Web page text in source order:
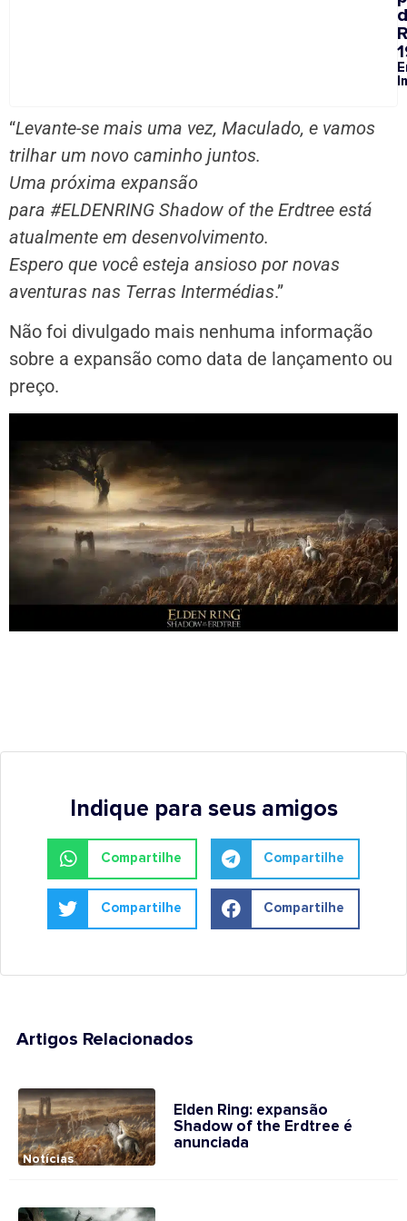
“Levante-se mais uma vez, Maculado, e vamos
trilhar um novo caminho juntos.
Uma próxima expansão
para #ELDENRING Shadow of the Erdtree está
atualmente em desenvolvimento.
Espero que você esteja ansioso por novas
aventuras nas Terras Intermédias.”
Não foi divulgado mais nenhuma informação
sobre a expansão como data de lançamento ou
preço.
Indique para seus amigos
Compartilhe Compartilhe
Compartilhe Compartilhe
Artigos Relacionados
Notícias
Elden Ring: expansão
Shadow of the Erdtree é
anunciada